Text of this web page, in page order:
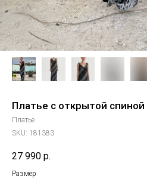
Платье с открытой спиной
Платье
SKU: 181383
27 990 р.
Размер